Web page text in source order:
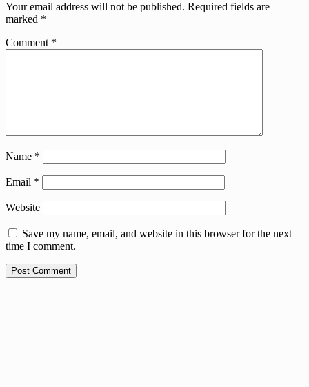
Your email address will not be published. Required fields are
marked *
Comment *
Name *
Email *
Website
Save my name, email, and website in this browser for the next
time I comment.